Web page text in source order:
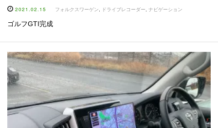
2021.02.15 フォルクスワーゲン, ドライブレコーダー, ナビゲーション
ゴルフGTI完成